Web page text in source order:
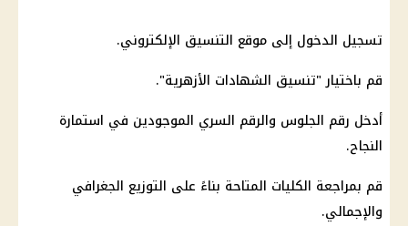
تسجيل الدخول إلى موقع التنسيق الإلكتروني.
قم باختيار "تنسيق الشهادات الأزهرية".
أدخل رقم الجلوس والرقم السري الموجودين في استمارة
النجاح.
قم بمراجعة الكليات المتاحة بناءً على التوزيع الجغرافي
والإجمالي.